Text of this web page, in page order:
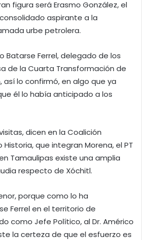
figura será Erasmo González, el
aspirante a la
urbe petrolera.
Batarse Ferrel, delegado de los
de la Cuarta Transformación de
así lo confirmó, en algo que ya
él lo había anticipado a los
dicen en la Coalición
que integran Morena, el PT
Tamaulipas existe una amplia
respecto de Xóchitl.
porque como lo ha
Ferrel en el territorio de
como Jefe Político, al Dr. Américo
la certeza de que el esfuerzo es